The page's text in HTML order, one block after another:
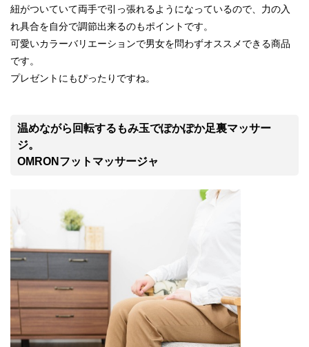
紐がついていて両手で引っ張れるようになっているので、力の入
れ具合を自分で調節出来るのもポイントです。
可愛いカラーバリエーションで男女を問わずオススメできる商品
です。
プレゼントにもぴったりですね。
温めながら回転するもみ玉でぽかぽか足裏マッサー
ジ。
OMRONフットマッサージャ